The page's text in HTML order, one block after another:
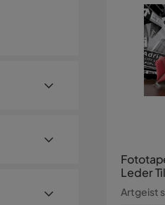
Leder
250x193
Artgeist